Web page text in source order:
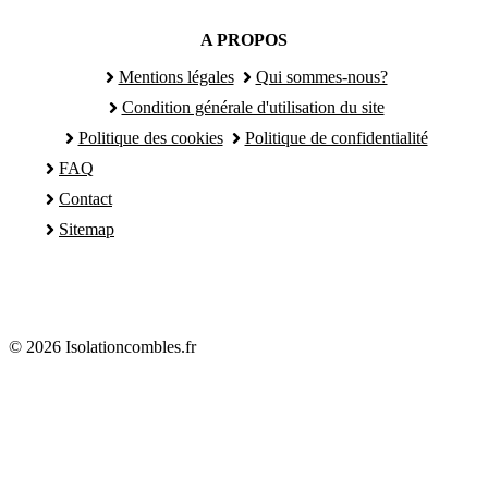
A PROPOS
Mentions légales
Qui sommes-nous?
Condition générale d'utilisation du site
Politique des cookies
Politique de confidentialité
FAQ
Contact
Sitemap
© 2026 Isolationcombles.fr